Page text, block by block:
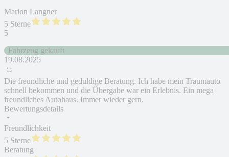
Marion Langner
5 Sterne
5
Fahrzeug gekauft
19.08.2025
Die freundliche und geduldige Beratung. Ich habe mein Traumauto
schnell bekommen und die Übergabe war ein Erlebnis. Ein mega
freundliches Autohaus. Immer wieder gern.
Bewertungsdetails
Freundlichkeit
5 Sterne
Beratung